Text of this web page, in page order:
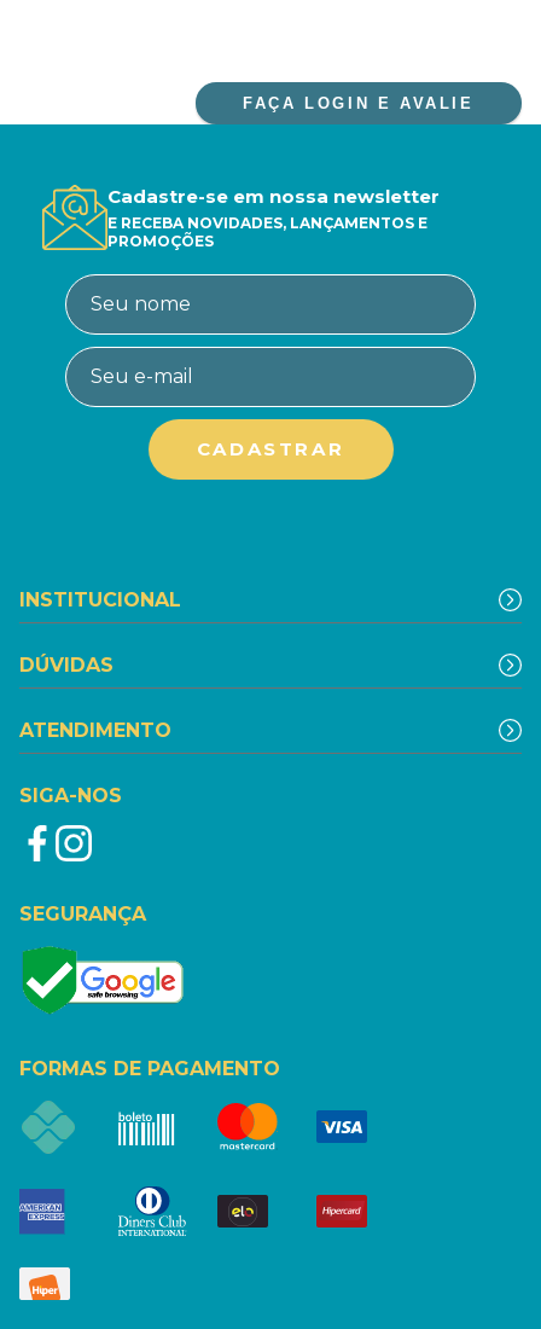
FAÇA LOGIN E AVALIE
Cadastre-se em nossa newsletter
E RECEBA NOVIDADES, LANÇAMENTOS E
PROMOÇÕES
INSTITUCIONAL
DÚVIDAS
ATENDIMENTO
SIGA-NOS
SEGURANÇA
FORMAS DE PAGAMENTO